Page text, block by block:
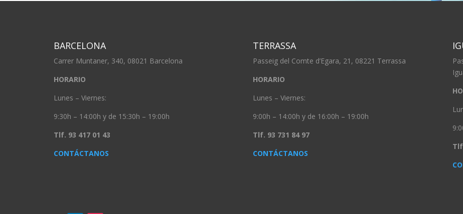
BARCELONA
Carrer Muntaner, 340, 08021 Barcelona
HORARIO
Lunes – Viernes:
9:30h – 14:00h y de 15:30h – 19:00h
Tlf. 93 417 01 43
CONTÁCTANOS
TERRASSA
Passeig del Comte d’Egara, 21, 08221 Terrassa
HORARIO
Lunes – Viernes:
9:00h – 14:00h y de 16:00h – 19:00h
Tlf. 93 731 84 97
CONTÁCTANOS